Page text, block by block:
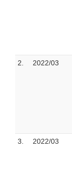
2. 2022/03
3. 2022/03